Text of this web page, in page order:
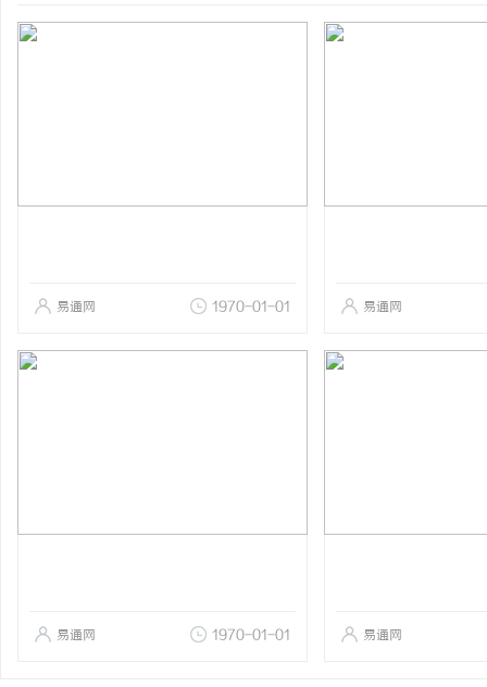
易通网 1970-01-01 易通网
易通网 1970-01-01 易通网